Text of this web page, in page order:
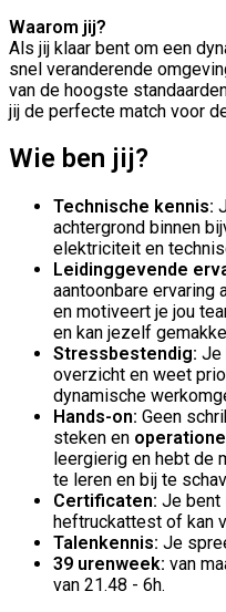
Waarom jij?
Als jij klaar bent om een
snel veranderende
van de hoogste
jij de perfecte match voor
Wie ben jij?
Technische kennis:
achtergrond binnen
elektriciteit en
Leidinggevende
aantoonbare
en motiveert je jou
en kan jezelf
Stressbestendig: Je
overzicht en weet
dynamische
Hands-on: Geen
steken en
leergierig en hebt de
te leren en bij te
Certificaten: Je bent
heftruckattest of kan
Talenkennis: Je
39 urenweek: van
van 21.48 - 6h.